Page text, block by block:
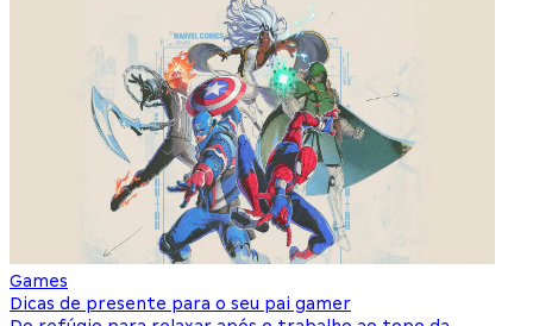
Games
Dicas de presente para o seu pai gamer